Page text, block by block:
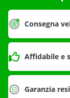
Consegna
Affidabile e
Garanzia resi